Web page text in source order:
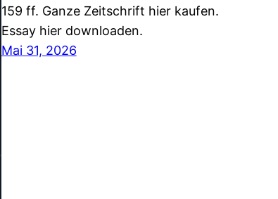
159 ff. Ganze Zeitschrift hier kaufen.
Essay hier downloaden.
Mai 31, 2026